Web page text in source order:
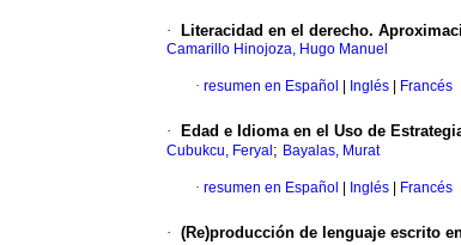
· Literacidad en el derecho.
Camarillo Hinojoza, Hugo Manuel
· resumen en Español Inglés Francés
· Edad e Idioma en el Uso de
Cubukcu, Feryal ; Bayalas, Murat
· resumen en Español Inglés Francés
· (Re)producción de lenguaje escrito